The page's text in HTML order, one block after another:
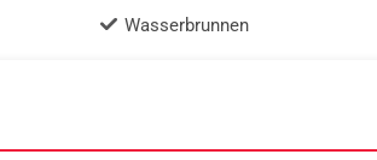
Wasserbrunnen